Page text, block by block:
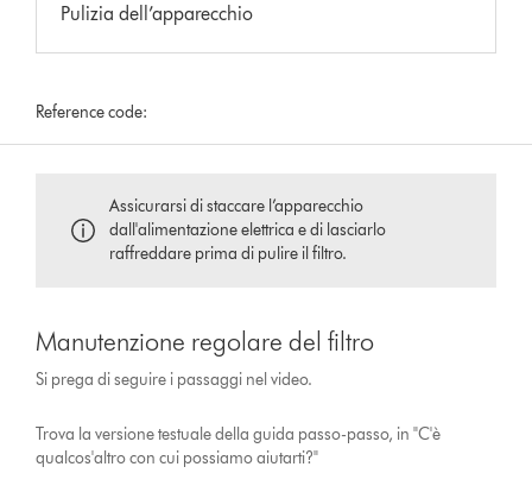
Pulizia dell’apparecchio
Reference code:
Assicurarsi di staccare l’apparecchio
dall'alimentazione elettrica e di lasciarlo
raffreddare prima di pulire il filtro.
Manutenzione regolare del filtro
Si prega di seguire i passaggi nel video.
Trova la versione testuale della guida passo-passo, in "C'è
qualcos'altro con cui possiamo aiutarti?"